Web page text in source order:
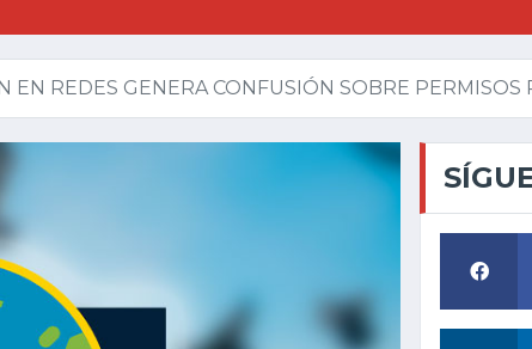
EN REDES GENERA CONFUSIÓN SOBRE PERMISOS